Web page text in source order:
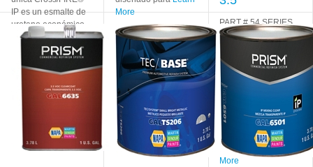
IP es un esmalte de
uretano económico,
de un solo paso
Learn More
More
PART # 54 SERIES
El esmalte de
uretano
CROSSFIRE® con
alto contenido de
sólidos y bajo en
compuestos
orgánicos volátiles
(VOC) es un línea
alternativa
económicaLearn
More